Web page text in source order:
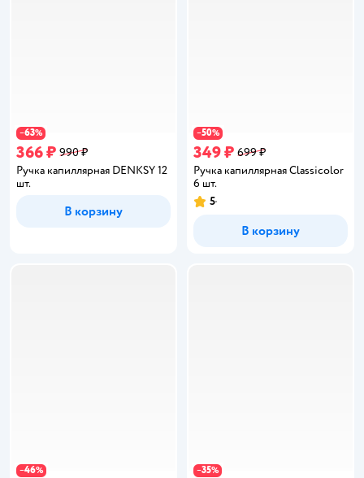
−63%
366 ₽ 990 ₽
Ручка капиллярная DENKSY 12
шт.
В корзину
−50%
349 ₽ 699 ₽
Ручка капиллярная Classicolor
6 шт.
Рейтинг:
5
В корзину
−46% −35%